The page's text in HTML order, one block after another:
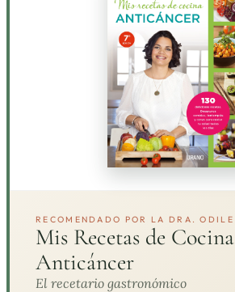
RECOMENDADO POR LA DRA. ODILE
Mis Recetas de Cocina
Anticáncer
El recetario gastronómico